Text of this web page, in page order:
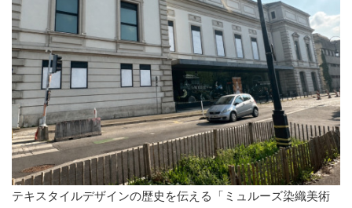
テキスタイルデザインの歴史を伝える「ミュルーズ染織美術